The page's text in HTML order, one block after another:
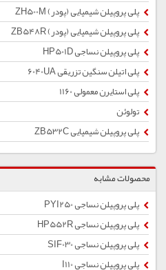
پلی پروپیلن شیمیایی (پودر) ZH500M
پلی پروپیلن شیمیایی (پودر) ZB548R
پلی پروپیلن نساجی HP501D
پلی اتیلن سنگین تزریقی 6040UA
پلی استایرن معمولی 1160
تولوئن
پلی پروپیلن شیمیایی ZB532C
محصولات مشابه
پلی پروپیلن نساجی PYI250
پلی پروپیلن نساجی HP552R
پلی پروپیلن نساجی SIF030
پلی پروپیلن نساجی I110